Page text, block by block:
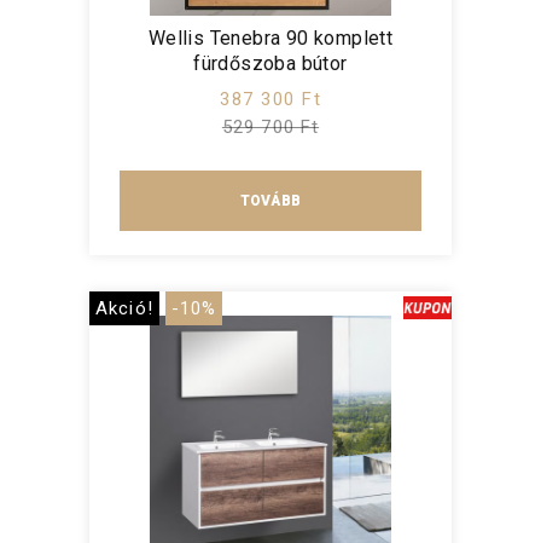
Wellis Tenebra 90 komplett
fürdőszoba bútor
387 300 Ft
529 700 Ft
TOVÁBB
Akció! -10%